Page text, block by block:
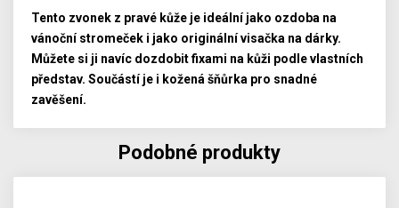
Tento zvonek z pravé kůže je ideální jako ozdoba na
vánoční stromeček i jako originální visačka na dárky.
Můžete si ji navíc dozdobit fixami na kůži podle vlastních
představ. Součástí je i kožená šňůrka pro snadné
zavěšení.
Podobné produkty